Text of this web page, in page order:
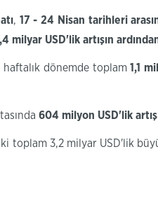
, 17 - 24 Nisan tarihleri
milyar USD'lik artışın
haftalık dönemde toplam1,1
604 milyon USD'lik
toplam 3,2 milyar USD'lik